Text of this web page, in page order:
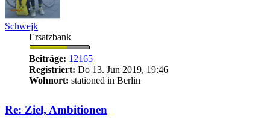
Schwejk
Ersatzbank
Beiträge: 12165
Registriert: Do 13. Jun 2019, 19:46
Wohnort: stationed in Berlin
Re: Ziel, Ambitionen